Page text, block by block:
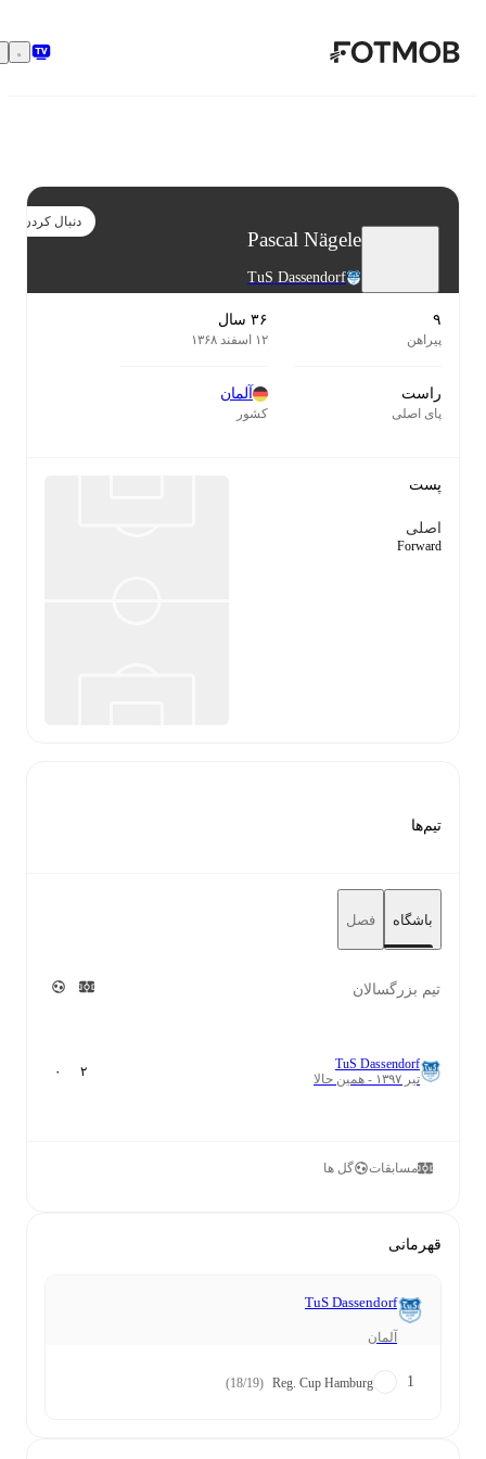
رفتن به محتوای اصلی
Pascal Nägele
TuS Dassendorf
دنبال کردن
پیراهن
راست
پای اصلی
آلمان
کشور
پست
اصلی
Forward
تیم‌ها
باشگاه فصل
تیم بزرگسالان
TuS Dassendorf
تیر ۱۳۹۷ - همین حالا
۰
مسابقات گل ها
قهرمانی
TuS Dassendorf
آلمان
Reg. Cup Hamburg
(18/19)